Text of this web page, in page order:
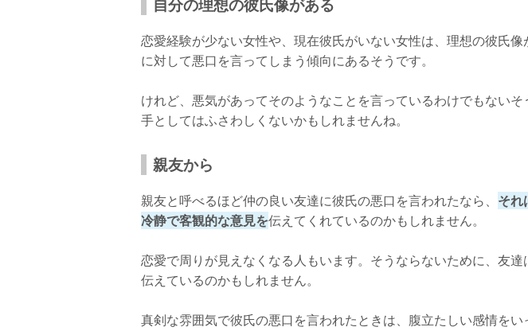
自分の理想の彼氏像がある
恋愛経験が少ない女性や、現在彼氏がいない女性は、理想の彼氏
に対して悪口を言ってしまう傾向にあるそうです。
けれど、悪気があってそのようなことを言っているわけでもない
手としてはふさわしくないかもしれませんね。
親友から
親友と呼べるほど仲の良い友達に彼氏の悪口を言われたなら、 それ
冷静で客観的な意見を伝えてくれているのかもしれません。
恋愛で周りが見えなくなる人もいます。そうならないために、友
伝えているのかもしれません。
真剣な雰囲気で彼氏の悪口を言われたときは、腹立たしい感情を